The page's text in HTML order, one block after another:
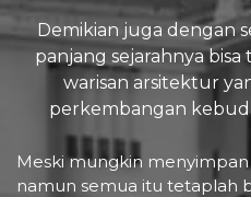
Demikian juga dengan
panjang sejarahnya
warisan arsitektur
perkembangan
Meski mungkin menyimpan
namun semua itu tetaplah